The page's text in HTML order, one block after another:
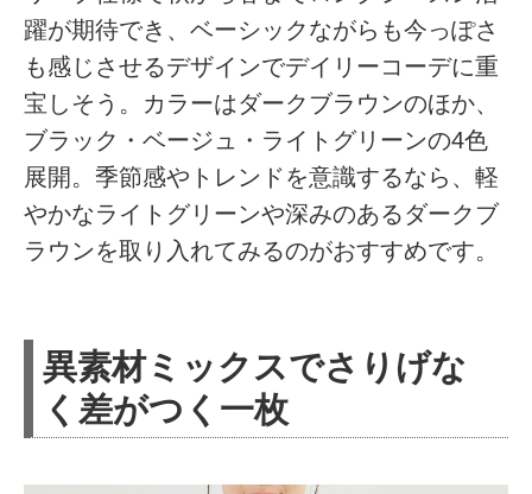
躍が期待でき、ベーシックながらも今っぽさ
も感じさせるデザインでデイリーコーデに重
宝しそう。カラーはダークブラウンのほか、
ブラック・ベージュ・ライトグリーンの4色
展開。季節感やトレンドを意識するなら、軽
やかなライトグリーンや深みのあるダークブ
ラウンを取り入れてみるのがおすすめです。
異素材ミックスでさりげな
く差がつく一枚